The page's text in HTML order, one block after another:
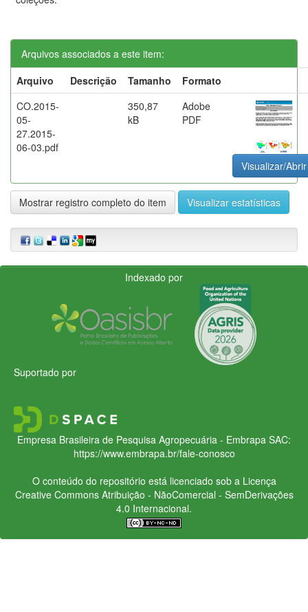
Arquivos associados a este item:
Arquivo
Descrição Tamanho
Formato
CO.2015-
05-
27.2015-
06-03.pdf
350,87
kB
Adobe
PDF
Visualizar/Abrir
Mostrar registro completo do item Visualizar estatísticas
Indexado por
Suportado por
Empresa Brasileira de Pesquisa Agropecuária - Embrapa SAC:
https://www.embrapa.br/fale-conosco
O conteúdo do repositório está licenciado sob a Licença
Creative CommonsAtribuição - NãoComercial - SemDerivações
4.0 Internacional.